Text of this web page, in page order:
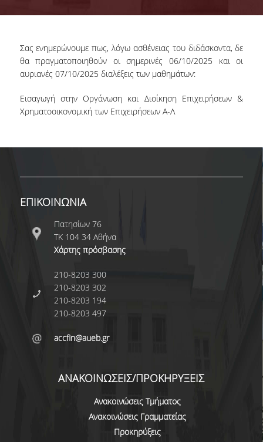
ΔΙΕΘΝΕΙΣ ΣΥΝΕΡΓΑΣΙΕΣ ΜΕ ΠΑΝΕΠΙΣΤΗΜΙΑ
ΤΟΥ ΕΞΩΤΕΡΙΚΟΥ
ΔΙΟΡΓΑΝΩΣΗ ΣΥΝΕΔΡΙΩΝ
ΑΝΘΡΩΠΙΝΟ ΔΥΝΑΜΙΚΟ
ΔΙΟΙΚΗΤΙΚΟ ΠΡΟΣΩΠΙΚΟ
ΥΠΟΨΗΦΙΟΙ ΜΕΤΑΔΙΔΑΚΤΟΡΕΣ
ΜΗΤΡΩΑ ΤΜΗΜΑΤΟΣ
ΣΠΟΥΔΕΣ
ΜΑΘΗΜΑΤΑ ΠΡΟΓΡΑΜΜΑΤΟΣ ΣΠΟΥΔΩΝ
ΑΚΑΔΗΜΑΪΚΟ ΗΜΕΡΟΛΟΓΙΟ
Σας ενημερώνουμε πως, λόγω ασθένειας του διδάσκοντα, δε
θα πραγματοποιηθούν οι σημερινές 06/10/2025 και οι
αυριανές 07/10/2025 διαλέξεις των μαθημάτων:
Εισαγωγή στην Οργάνωση και Διοίκηση Επιχειρήσεων &
Χρηματοοικονομική των Επιχειρήσεων Α-Λ
ΕΠΙΚΟΙΝΩΝΙΑ
Πατησίων 76
ΤΚ 104 34 Αθήνα
Χάρτης πρόσβασης
210-8203 300
210-8203 302
210-8203 194
210-8203 497
accfin@aueb.gr
ΑΝΑΚΟΙΝΩΣΕΙΣ/ΠΡΟΚΗΡΥΞΕΙΣ
Ανακοινώσεις Τμήματος
Ανακοινώσεις Γραμματείας
Προκηρύξεις